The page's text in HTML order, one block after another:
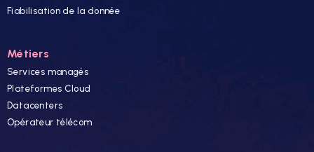
Fiabilisation de la donnée
Métiers
Services managés
Plateformes Cloud
Datacenters
Opérateur télécom